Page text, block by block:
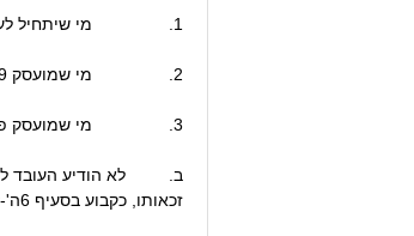
1. מי שיתחיל לעבוד לאחר מועד כניסתו לתוקף של צו זה – 60 יום מיום תחילת עבודתו;
2. מי שמועסק 9 חודשים ויותר לפני מועד כניסתו לתוקף של צו זה - לכל המאוחר ביום 1.2.2008 או לחלופין בסוף החודש שבו יכנס צו זה לתוקף.
3. מי שמועסק פחות מ-9 חודשים טרם מועד כניסתו לתוקף של צו זה – 60 יום לפני מועד זכאותו.
ב. לא הודיע העובד
זכאותו, כקבוע בסעיף 6ה'-ז' לצו זה, בקרן פנסיה מקיפה חדשה.